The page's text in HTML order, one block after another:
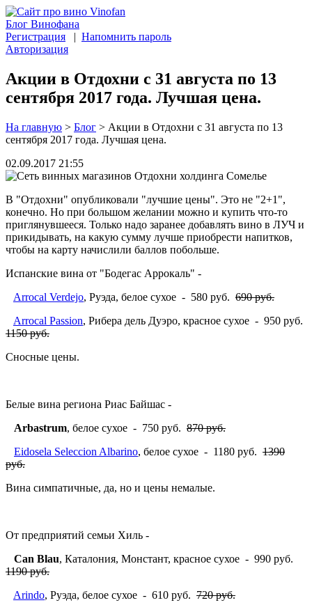
Блог Винофана
Регистрация | Напомнить пароль
Авторизация
Акции в Отдохни с 31 августа по 13
сентября 2017 года. Лучшая цена.
На главную > Блог > Акции в Отдохни с 31 августа по 13
сентября 2017 года. Лучшая цена.
02.09.2017 21:55
В "Отдохни" опубликовали "лучшие цены". Это не "2+1",
конечно. Но при большом желании можно и купить что-то
приглянувшееся. Только надо заранее добавлять вино в ЛУЧ и
прикидывать, на какую сумму лучше приобрести напитков,
чтобы на карту начислили баллов побольше.
Испанские вина от "Бодегас Аррокаль" -
Arrocal Verdejo, Руэда, белое сухое - 580 руб. 690 руб.
Arrocal Passion, Рибера дель Дуэро, красное сухое - 950 руб.
1150 руб.
Сносные цены.
Белые вина региона Риас Байшас -
Arbastrum, белое сухое - 750 руб. 870 руб.
Eidosela Seleccion Albarino, белое сухое - 1180 руб. 1390
руб.
Вина симпатичные, да, но и цены немалые.
От предприятий семьи Хиль -
Can Blau, Каталония, Монстант, красное сухое - 990 руб.
1190 руб.
Arindo, Руэда, белое сухое - 610 руб. 720 руб.